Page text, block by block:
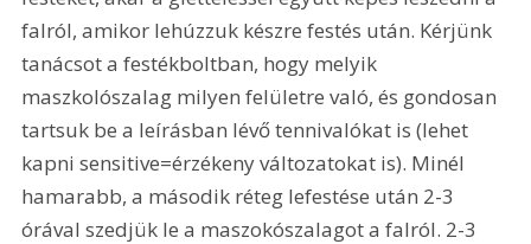
falról, amikor lehúzzuk készre festés után. Kérjünk
tanácsot a festékboltban, hogy melyik
maszkolószalag milyen felületre való, és gondosan
tartsuk be a leírásban lévő tennivalókat is (lehet
kapni sensitive=érzékeny változatokat is). Minél
hamarabb, a második réteg lefestése után 2-3
órával szedjük le a maszokószalagot a falról. 2-3